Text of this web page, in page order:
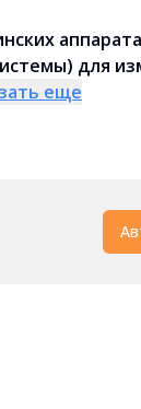
для
еще